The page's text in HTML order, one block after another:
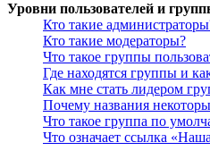
Уровни пользователей и
Кто такие
Кто такие модераторы?
Что такое группы
Где находятся группы и
Как мне стать лидером
Почему названия
Что такое группа по
Что означает ссылка